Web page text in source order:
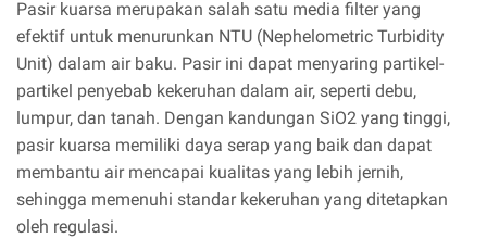
Pasir kuarsa merupakan salah satu media filter yang
efektif untuk menurunkan NTU (Nephelometric Turbidity
Unit) dalam air baku. Pasir ini dapat menyaring partikel-
partikel penyebab kekeruhan dalam air, seperti debu,
lumpur, dan tanah. Dengan kandungan SiO2 yang tinggi,
pasir kuarsa memiliki daya serap yang baik dan dapat
membantu air mencapai kualitas yang lebih jernih,
sehingga memenuhi standar kekeruhan yang ditetapkan
oleh regulasi.